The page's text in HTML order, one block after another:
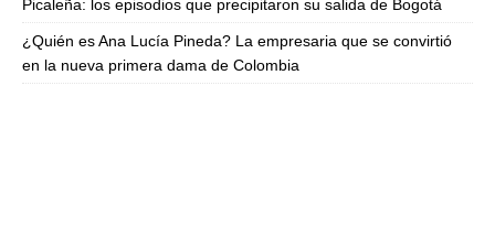
Picaleña: los episodios que precipitaron su salida de Bogotá
¿Quién es Ana Lucía Pineda? La empresaria que se convirtió
en la nueva primera dama de Colombia